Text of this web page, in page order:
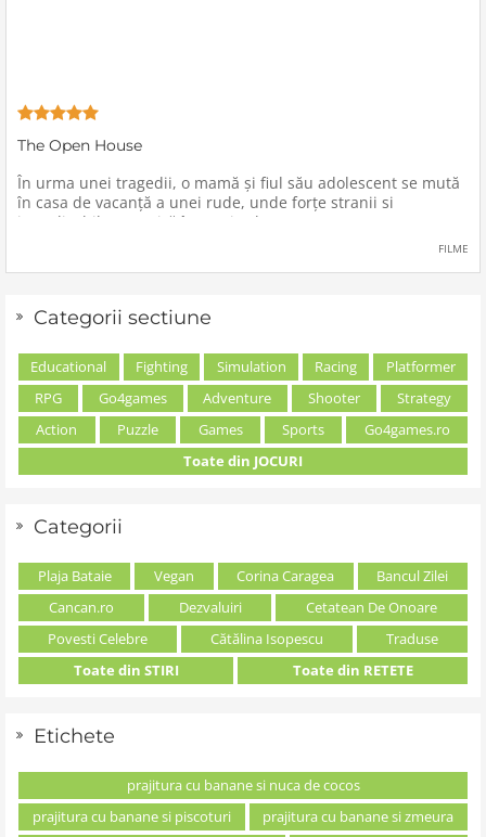
The Open House
În urma unei tragedii, o mamă şi fiul său adolescent se mută
în casa de vacanţă a unei rude, unde forţe stranii si
inexplicabile conspiră împotriva lor.
FILME
Categorii sectiune
Educational Fighting Simulation Racing
Platformer
RPG
Go4games Adventure Shooter
Strategy
Action
Puzzle Games Sports
Go4games.ro
Toate din JOCURI
Categorii
Plaja Bataie Vegan Corina Caragea
Bancul Zilei
Cancan.ro
Dezvaluiri
Cetatean De Onoare
Povesti Celebre
Cătălina Isopescu
Traduse
Toate din STIRI
Toate din RETETE
Etichete
prajitura cu banane si nuca de cocos
prajitura cu banane si piscoturi
prajitura cu banane si zmeura